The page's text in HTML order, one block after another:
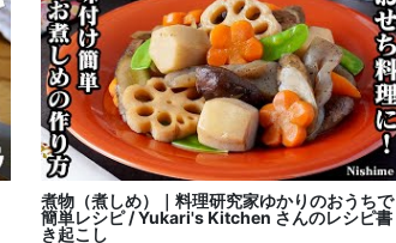
煮物（煮しめ）｜料理研究家ゆかりのおうちで
簡単レシピ / Yukari's Kitchen さんのレシピ書
き起こし